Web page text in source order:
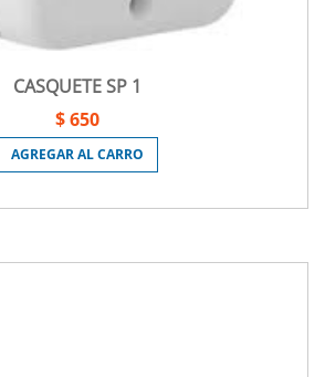
CASQUETE SP 1
$ 650
AGREGAR AL CARRO